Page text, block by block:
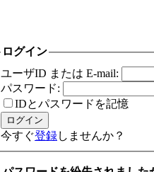
ログイン
ユーザID または E-mail:
パスワード:
IDとパスワードを記憶
今すぐ登録しませんか？